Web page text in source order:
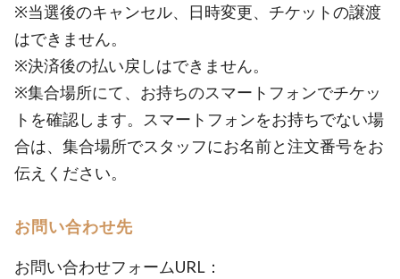
※当選後のキャンセル、日時変更、チケットの譲渡
はできません。
※決済後の払い戻しはできません。
※集合場所にて、お持ちのスマートフォンでチケッ
トを確認します。スマートフォンをお持ちでない場
合は、集合場所でスタッフにお名前と注文番号をお
伝えください。
お問い合わせ先
お問い合わせフォームURL：